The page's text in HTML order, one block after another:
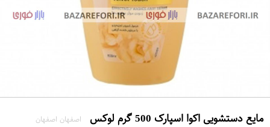
مایع دستشویی اکوا اسپارک 500 گرم لوکس اصفهان اصفهان